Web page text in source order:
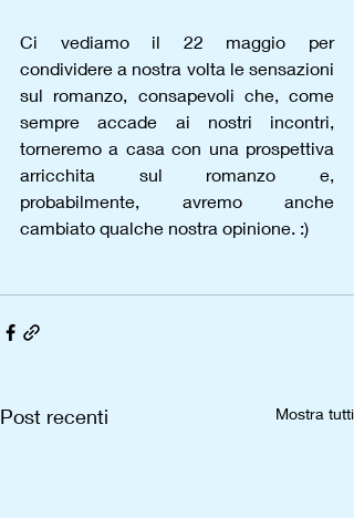
Ci vediamo il 22 maggio per
condividere a nostra volta le sensazioni
sul romanzo, consapevoli che, come
sempre accade ai nostri incontri,
torneremo a casa con una prospettiva
arricchita sul romanzo e,
probabilmente, avremo anche
cambiato qualche nostra opinione. :)
Post recenti Mostra tutti